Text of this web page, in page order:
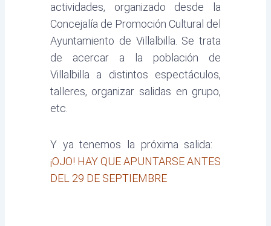
actividades, organizado desde la
Concejalía de Promoción Cultural del
Ayuntamiento de Villalbilla. Se trata
de acercar a la población de
Villalbilla a distintos espectáculos,
talleres, organizar salidas en grupo,
etc.
Y ya tenemos la próxima salida:
¡OJO! HAY QUE APUNTARSE ANTES
DEL 29 DE SEPTIEMBRE